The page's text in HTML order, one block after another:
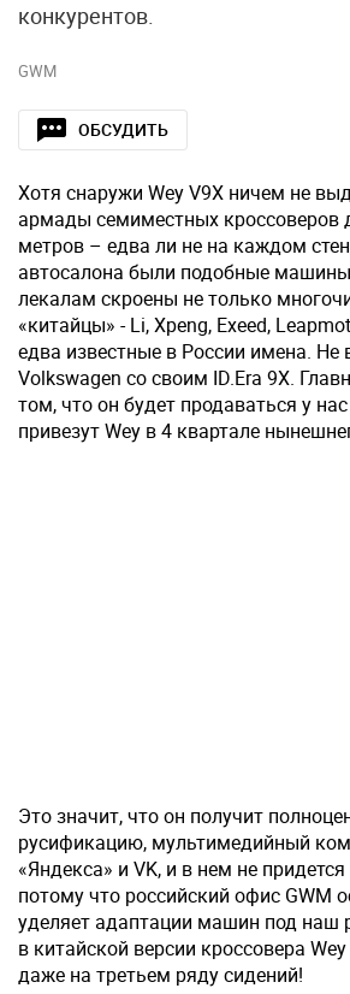
конкурентов.
GWM
ОБСУДИТЬ
Хотя снаружи Wey V9X ничем не
армады семиместных кроссоверов
метров – едва ли не на каждом
автосалона были подобные
лекалам скроены не только
«китайцы» - Li, Xpeng, Exeed,
едва известные в России имена.
Volkswagen со своим ID.Era 9X.
том, что он будет продаваться у
привезут Wey в 4 квартале
Это значит, что он получит
русификацию, мультимедийный
«Яндекса» и VK, и в нем не
потому что российский офис GWM
уделяет адаптации машин под наш
в китайской версии кроссовера
даже на третьем ряду сидений!